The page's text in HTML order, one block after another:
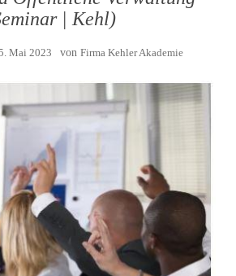
| Kehl)
Mai 2023 von Firma Kehler Akademie